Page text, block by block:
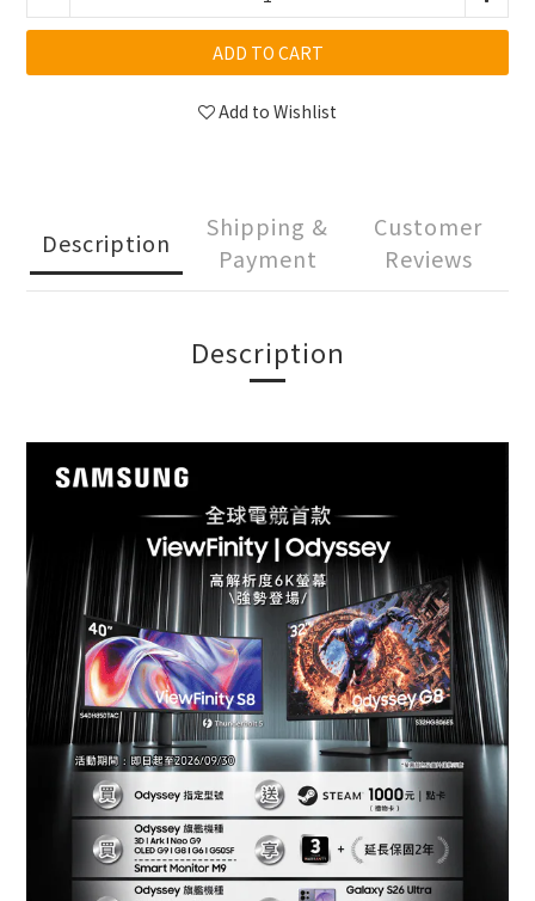
ADD TO CART
Add to Wishlist
Description
Shipping &
Payment
Customer
Reviews
Description